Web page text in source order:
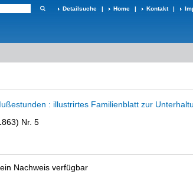
Detailsuche | Home | Kontakt |
: illustrirtes Familienblatt zur
Nr. 5
Nachweis verfügbar